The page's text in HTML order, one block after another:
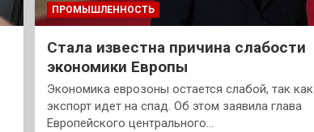
ПРОМЫШЛЕННОСТЬ
Стала известна причина слабости
экономики Европы
Экономика еврозоны остается слабой, так как
экспорт идет на спад. Об этом заявила глава
Европейского центрального…